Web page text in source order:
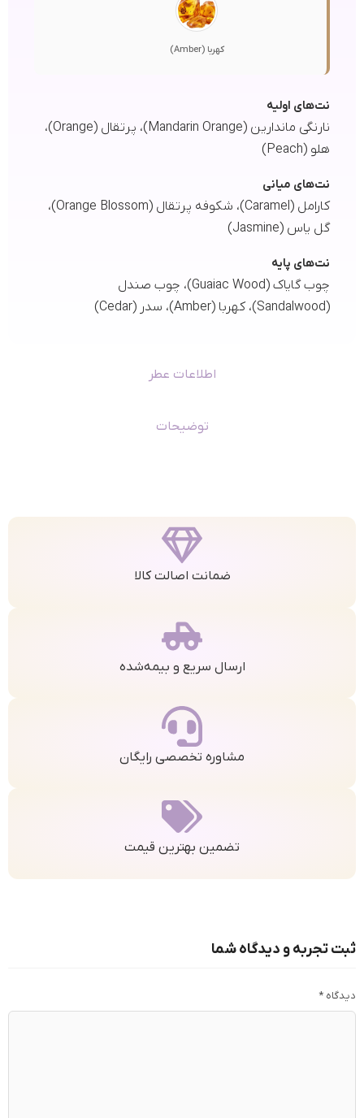
اطلاعات عطر
توضیحات
کهربا (Amber)
نت‌های اولیه
نارنگی ماندارین (Mandarin Orange)، پرتقال (Orange)،
هلو (Peach)
نت‌های میانی
کارامل (Caramel)، شکوفه پرتقال (Orange Blossom)،
گل یاس (Jasmine)
نت‌های پایه
چوب گایاک (Guaiac Wood)، چوب صندل
(Sandalwood)، کهربا (Amber)، سدر (Cedar)
ضمانت اصالت کالا
ارسال سریع و بیمه‌شده
مشاوره تخصصی رایگان
تضمین بهترین قیمت
ثبت تجربه و دیدگاه شما
دیدگاه *